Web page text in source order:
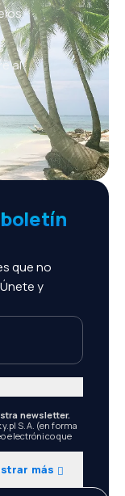
al
que no
y
newsletter.
S.A. (en forma
electrónico que
más